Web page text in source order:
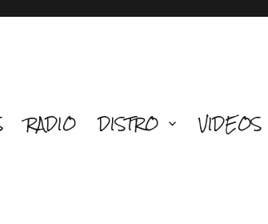
RADIO DISTRO VIDEOS